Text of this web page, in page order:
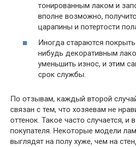
тонированным лаком и
вполне возможно,
царапины и потертости
Иногда стараются
нибудь декоративным
уменьшить износ, и этим
срок службы.
По отзывам, каждый второй
связан с тем, что хозяевам не
оттенок. Такое часто случается, и
покупателя. Некоторые модели
выглядят на полу хуже, чем на